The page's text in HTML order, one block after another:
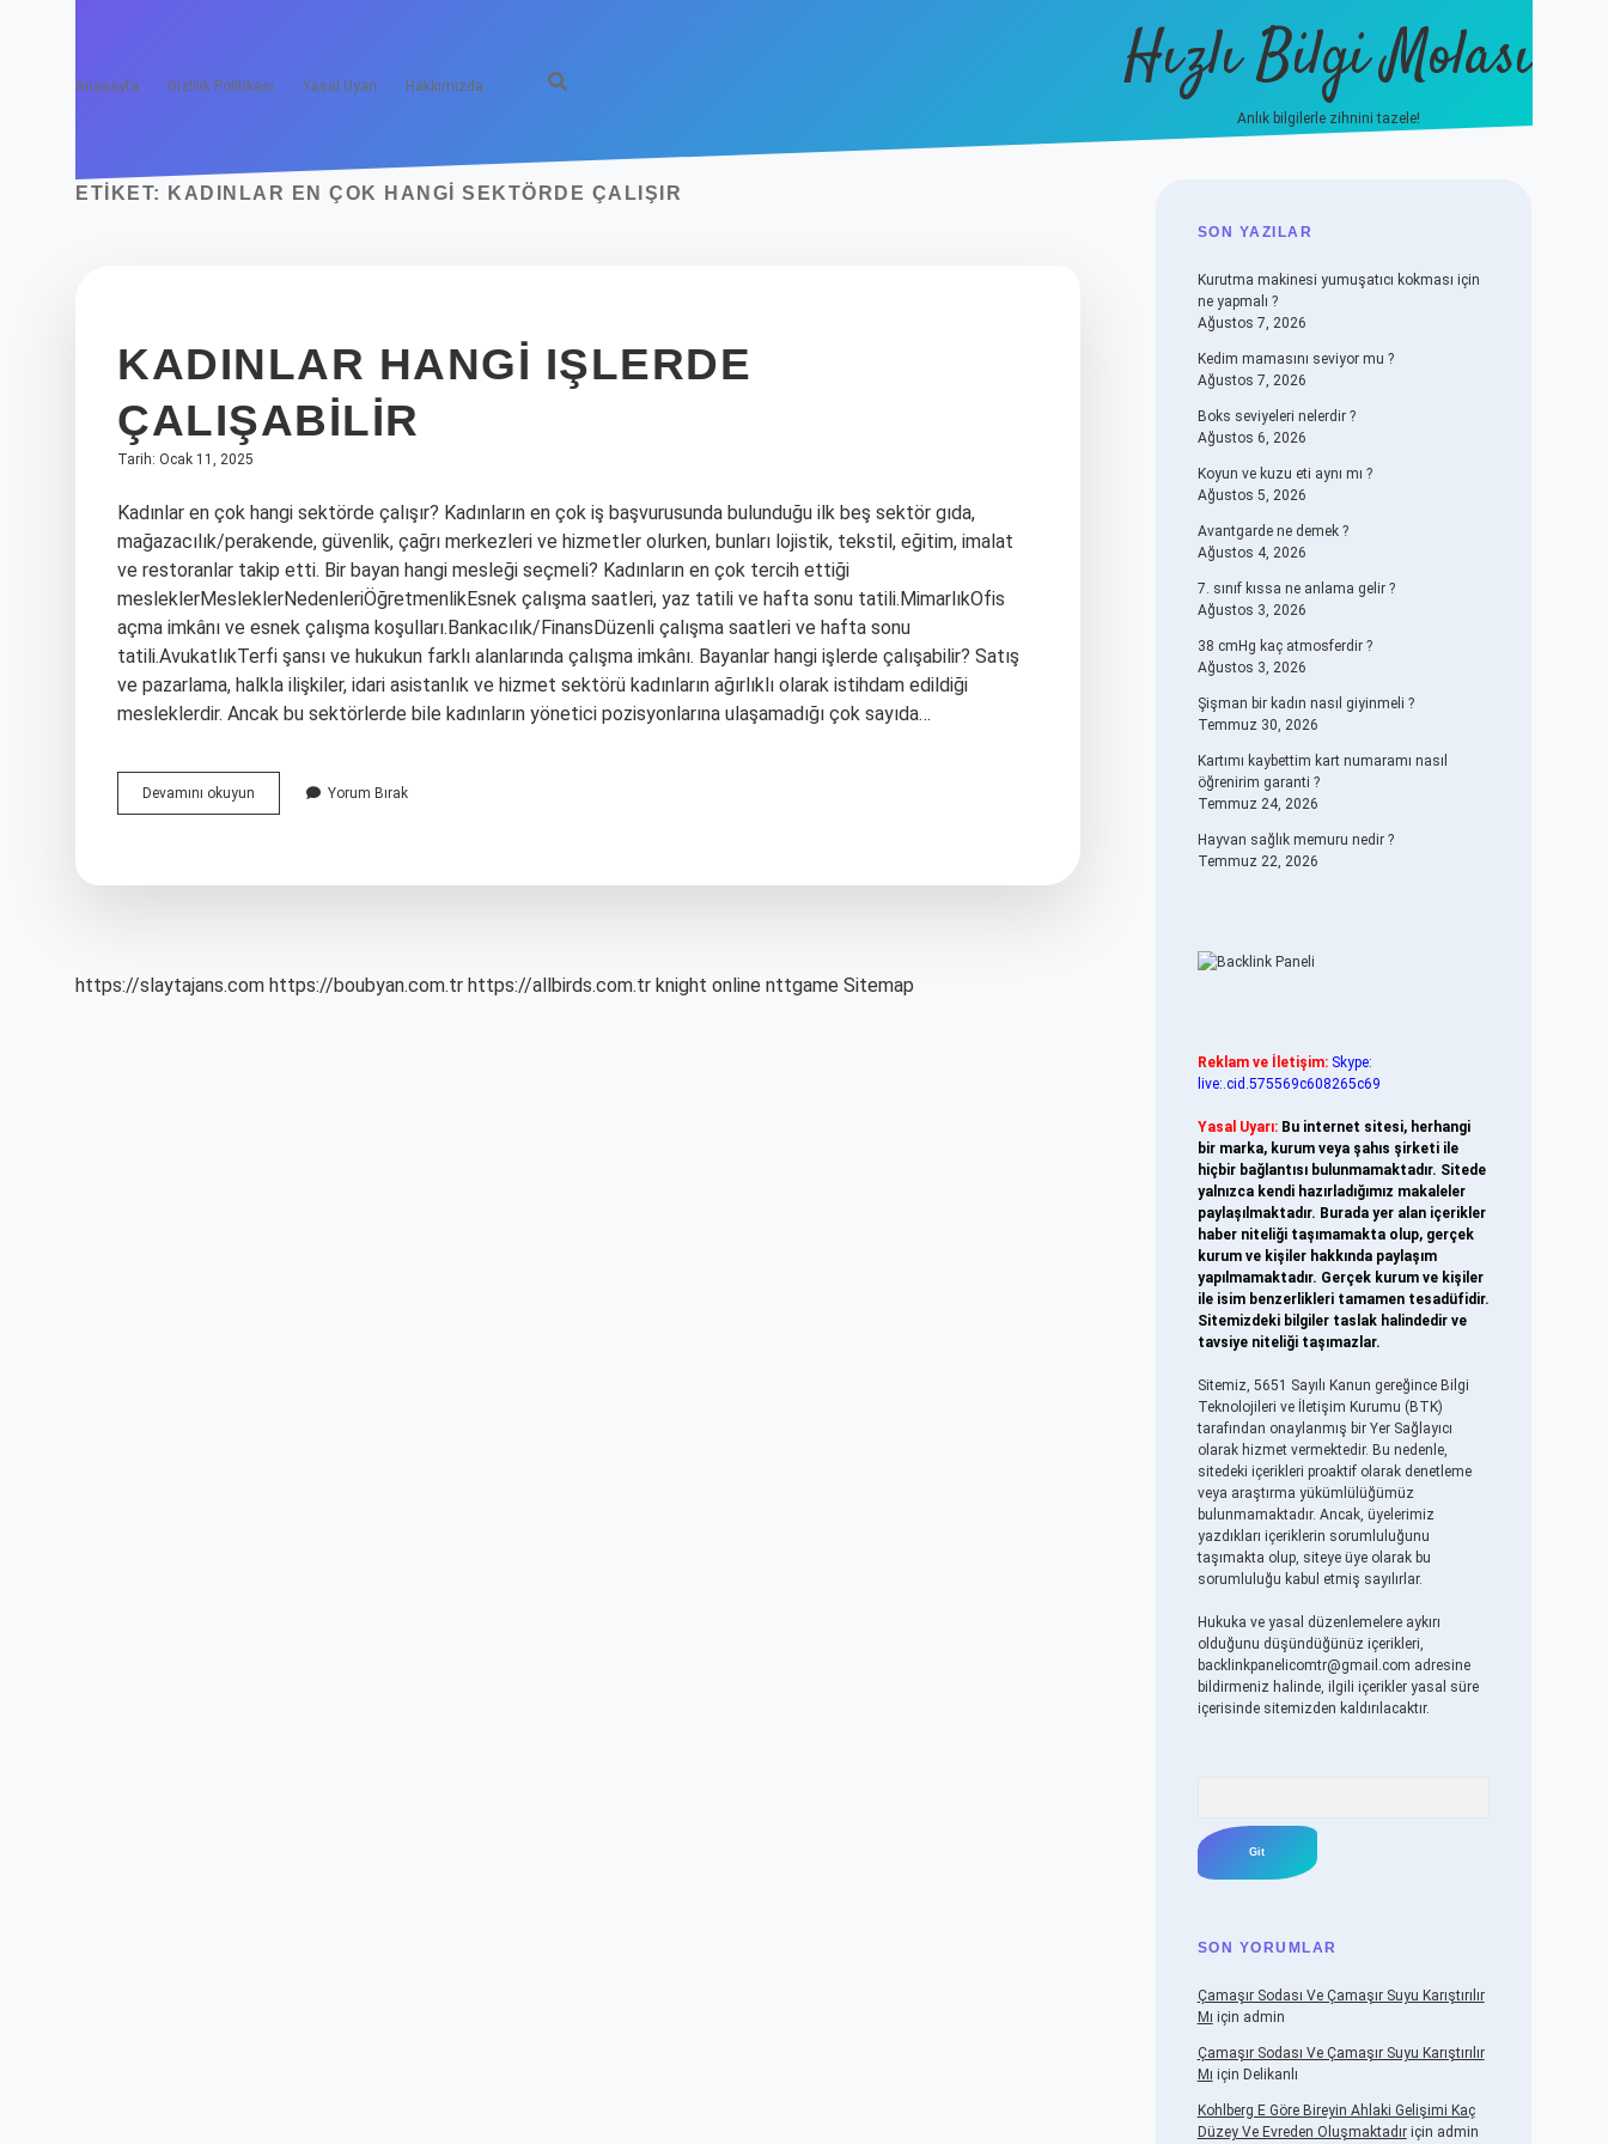
Anasayfa Gizlilik Politikası Yasal Uyarı Hakkımızda Hızlı Bilgi Molası
Anlık bilgilerle zihnini tazele!
ETIKET: KADINLAR EN ÇOK HANGI SEKTÖRDE ÇALIŞIR
KADINLAR HANGI IŞLERDE
ÇALIŞABILIR
Tarih: Ocak 11, 2025
Kadınlar en çok hangi sektörde çalışır? Kadınların en çok iş başvurusunda bulunduğu ilk beş sektör gıda,
mağazacılık/perakende, güvenlik, çağrı merkezleri ve hizmetler olurken, bunları lojistik, tekstil, eğitim, imalat
ve restoranlar takip etti. Bir bayan hangi mesleği seçmeli? Kadınların en çok tercih ettiği
mesleklerMesleklerNedenleriÖğretmenlikEsnek çalışma saatleri, yaz tatili ve hafta sonu tatili.MimarlıkOfis
açma imkânı ve esnek çalışma koşulları.Bankacılık/FinansDüzenli çalışma saatleri ve hafta sonu
tatili.AvukatlıkTerfi şansı ve hukukun farklı alanlarında çalışma imkânı. Bayanlar hangi işlerde çalışabilir? Satış
ve pazarlama, halkla ilişkiler, idari asistanlık ve hizmet sektörü kadınların ağırlıklı olarak istihdam edildiği
mesleklerdir. Ancak bu sektörlerde bile kadınların yönetici pozisyonlarına ulaşamadığı çok sayıda…
Devamını okuyun Kadınlar
Hangi
Yorum Bırak
https://slaytajans.com https://boubyan.com.tr https://allbirds.com.tr knight online nttgame Sitemap
SIDEBAR
SON YAZILAR
Kurutma makinesi yumuşatıcı kokması için
ne yapmalı ?
Ağustos 7, 2026
Kedim mamasını seviyor mu ?
Ağustos 7, 2026
Boks seviyeleri nelerdir ?
Ağustos 6, 2026
Koyun ve kuzu eti aynı mı ?
Ağustos 5, 2026
Avantgarde ne demek ?
Ağustos 4, 2026
7. sınıf kıssa ne anlama gelir ?
Ağustos 3, 2026
38 cmHg kaç atmosferdir ?
Ağustos 3, 2026
Şişman bir kadın nasıl giyinmeli ?
Temmuz 30, 2026
Kartımı kaybettim kart numaramı nasıl
öğrenirim garanti ?
Temmuz 24, 2026
Hayvan sağlık memuru nedir ?
Temmuz 22, 2026
Reklam ve İletişim: Skype:
live:.cid.575569c608265c69
Yasal Uyarı: Bu internet sitesi, herhangi
bir marka, kurum veya şahıs şirketi ile
hiçbir bağlantısı bulunmamaktadır. Sitede
yalnızca kendi hazırladığımız makaleler
paylaşılmaktadır. Burada yer alan içerikler
haber niteliği taşımamakta olup, gerçek
kurum ve kişiler hakkında paylaşım
yapılmamaktadır. Gerçek kurum ve kişiler
ile isim benzerlikleri tamamen tesadüfidir.
Sitemizdeki bilgiler taslak halindedir ve
tavsiye niteliği taşımazlar.
Sitemiz, 5651 Sayılı Kanun gereğince Bilgi
Teknolojileri ve İletişim Kurumu (BTK)
tarafından onaylanmış bir Yer Sağlayıcı
olarak hizmet vermektedir. Bu nedenle,
sitedeki içerikleri proaktif olarak denetleme
veya araştırma yükümlülüğümüz
bulunmamaktadır. Ancak, üyelerimiz
yazdıkları içeriklerin sorumluluğunu
taşımakta olup, siteye üye olarak bu
sorumluluğu kabul etmiş sayılırlar.
Hukuka ve yasal düzenlemelere aykırı
olduğunu düşündüğünüz içerikleri,
backlinkpanelicomtr@gmail.com adresine
bildirmeniz halinde, ilgili içerikler yasal süre
içerisinde sitemizden kaldırılacaktır.
SON YORUMLAR
Çamaşır Sodası Ve Çamaşır Suyu Karıştırılır
Mı için admin
Çamaşır Sodası Ve Çamaşır Suyu Karıştırılır
Mı için Delikanlı
Kohlberg E Göre Bireyin Ahlaki Gelişimi Kaç
Düzey Ve Evreden Oluşmaktadıriçin admin